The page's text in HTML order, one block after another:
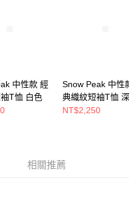
中性款 經
T恤 白色
Snow Peak 中性
典織紋短袖T恤
色
NT$2,250
相關推薦